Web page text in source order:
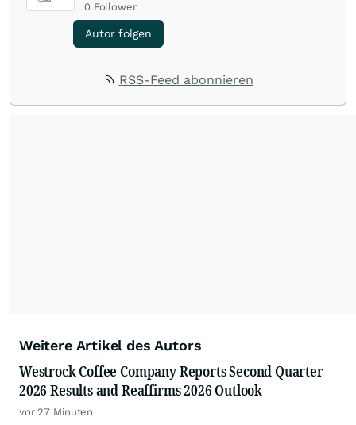
0 Follower
Autor folgen
RSS-Feed abonnieren
Weitere Artikel des Autors
Westrock Coffee Company Reports Second Quarter
2026 Results and Reaffirms 2026 Outlook
vor 27 Minuten